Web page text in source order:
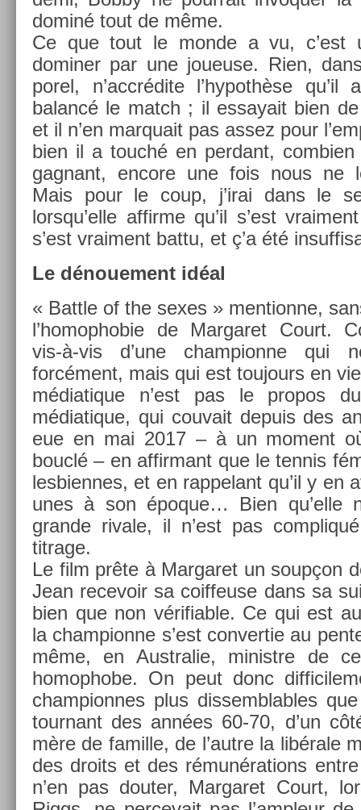
dominé tout de même.
Ce que tout le monde a vu, c’est
domin­er par une joueuse. Rien,
porel, n’accrédite l’hypothèse qu’il
balancé le match ; il es­sayait bien
et il n’en mar­quait pas assez pour
bi­en il a touché en per­dant,
gag­nant, en­core une fois nous ne
Mais pour le coup, j’irai dans le
lorsqu’el­le af­firme qu’il s’est
s’est vrai­ment battu, et ç’a été
Le dénoue­ment idéal
« Battle of the sexes » men­tion­ne,
l’homop­hobie de Mar­garet Court.
vis-à-vis d’une cham­pion­ne qui
forcément, mais qui est toujours en
médiatique n’est pas le pro­pos
médiatique, qui co­uvait de­puis des
eue en mai 2017 – à un mo­ment
bouclé – en af­firmant que le ten­nis
les­bien­nes, et en rap­pelant qu’il y en
unes à son époque… Bien qu’elle
gran­de rivale, il n’est pas
titrage.
Le film prête à Mar­garet un soupçon
Jean re­cevoir sa co­if­feuse dans sa
bien que non vérifi­able. Ce qui est
la cham­pion­ne s’est con­ver­tie au
même, en Australie, ministre de
homop­hobe. On peut donc
cham­pion­nes plus dis­sembl­ables
tour­nant des années 60-70, d’un
mère de famil­le, de l’autre la libérale
des droits et des rémunéra­tions
n’en pas dout­er, Mar­garet Court,